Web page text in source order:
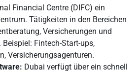
Financial Centre (DIFC) ein
Tätigkeiten in den Bereichen
Versicherungen und
Fintech-Start-ups,
Versicherungsagenturen.
Dubai verfügt über ein schnell